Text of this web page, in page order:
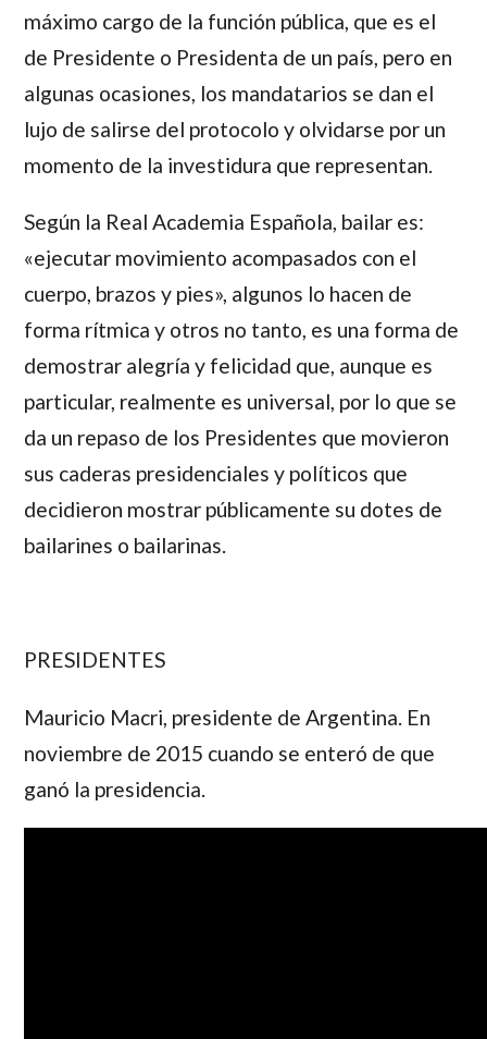
máximo cargo de la función pública, que es el
de Presidente o Presidenta de un país, pero en
algunas ocasiones, los mandatarios se dan el
lujo de salirse del protocolo y olvidarse por un
momento de la investidura que representan.
Según la Real Academia Española, bailar es:
«ejecutar movimiento acompasados con el
cuerpo, brazos y pies», algunos lo hacen de
forma rítmica y otros no tanto, es una forma de
demostrar alegría y felicidad que, aunque es
particular, realmente es universal, por lo que se
da un repaso de los Presidentes que movieron
sus caderas presidenciales y políticos que
decidieron mostrar públicamente su dotes de
bailarines o bailarinas.
PRESIDENTES
Mauricio Macri, presidente de Argentina. En
noviembre de 2015 cuando se enteró de que
ganó la presidencia.